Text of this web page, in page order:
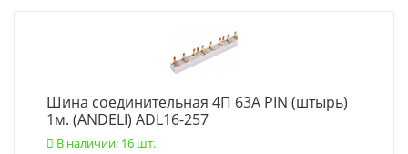
Шина соединительная 4П 63A PIN (штырь)
1м. (ANDELI) ADL16-257
В наличии: 16 шт.